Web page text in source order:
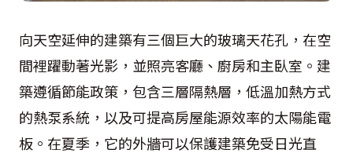
向天空延伸的建築有三個巨大的玻璃天花孔，在空
間裡躍動著光影，並照亮客廳、廚房和主臥室。建
築遵循節能政策，包含三層隔熱層，低溫加熱方式
的熱泵系統，以及可提高房屋能源效率的太陽能電
板。在夏季，它的外牆可以保護建築免受日光直